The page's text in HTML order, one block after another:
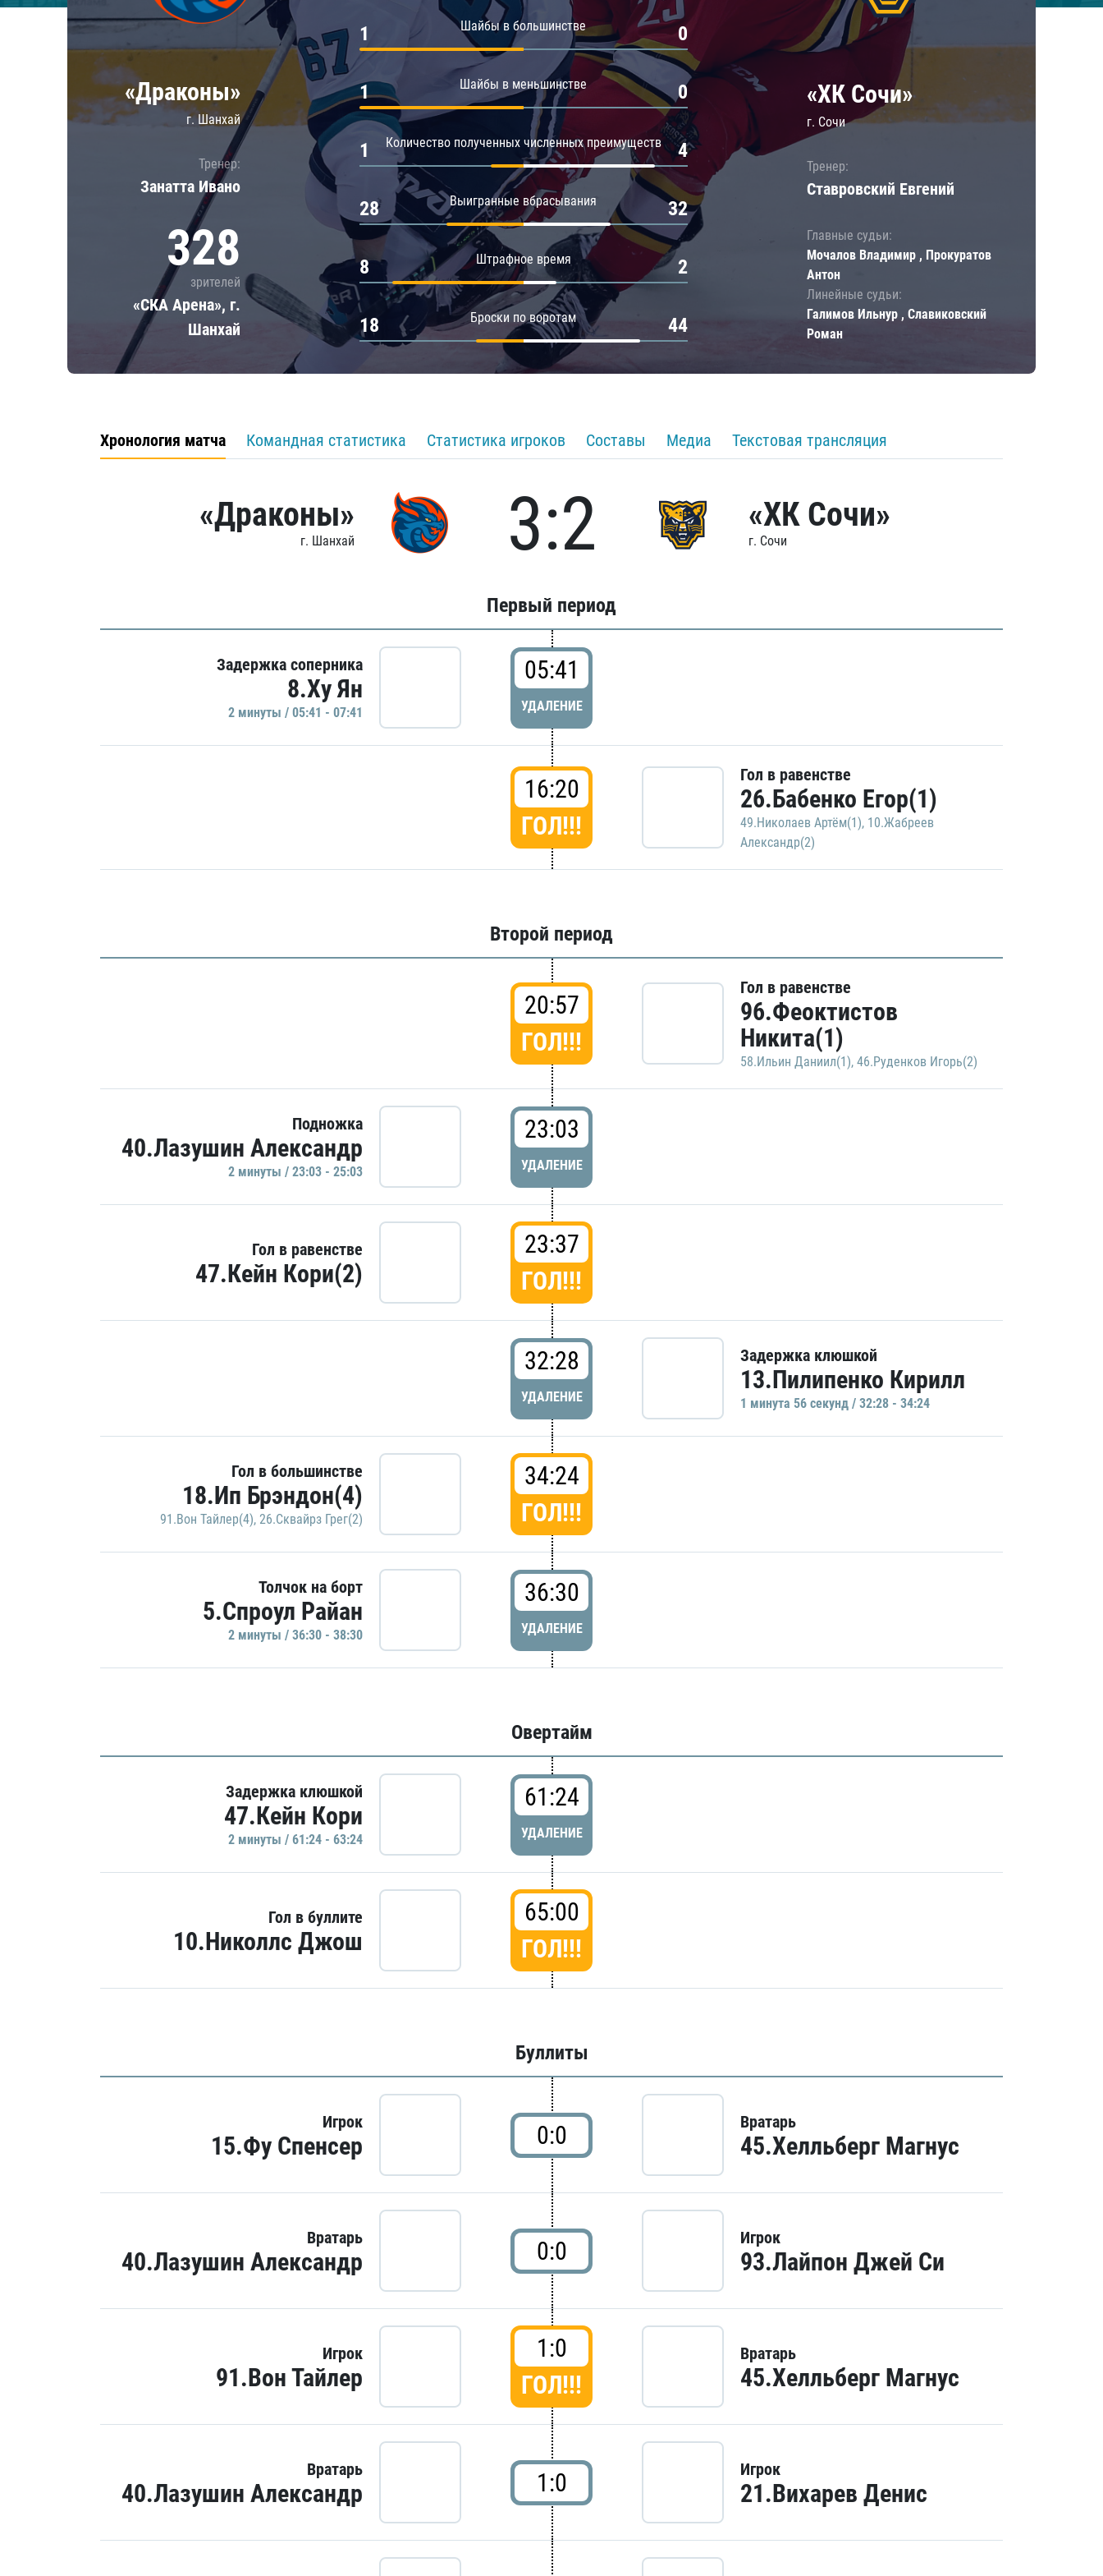
Локомотив
Шанхайские Драконы
Амур
Барыс
Салават Юлаев
«Драконы»
г. Шанхай
Тренер:
Занатта Иванo
328
зрителей
«СКА Арена», г.
Шанхай
Шайбы в большинстве
1 0
Шайбы в меньшинстве
1 0
Количество полученных численных преимуществ
1 4
Выигранные вбрасывания
28 32
Штрафное время
8 2
Броски по воротам
18 44
«ХК Сочи»
г. Сочи
Тренер:
Ставровский Евгений
Главные судьи:
Мочалов Владимир , Прокуратов
Антон
Линейные судьи:
Галимов Ильнур , Славиковский
Роман
Хронология матча Командная статистика Статистика игроков Составы Медиа Текстовая трансляция
«Драконы»
г. Шанхай 3:2 «ХК Сочи»
г. Сочи
Первый период
Задержка соперника
8.Ху Ян
2 минуты / 05:41 - 07:41
05:41
УДАЛЕНИЕ
16:20
ГОЛ!!!
Гол в равенстве
26.Бабенко Егор(1)
49.Николаев Артём(1), 10.Жабреев
Александр(2)
Второй период
20:57
ГОЛ!!!
Гол в равенстве
96.Феоктистов
Никита(1)
58.Ильин Даниил(1), 46.Руденков Игорь(2)
Подножка
40.Лазушин Александр
2 минуты / 23:03 - 25:03
23:03
УДАЛЕНИЕ
Гол в равенстве
47.Кейн Кори(2)
23:37
ГОЛ!!!
32:28
УДАЛЕНИЕ
Задержка клюшкой
13.Пилипенко Кирилл
1 минутa 56 секунд / 32:28 - 34:24
Гол в большинстве
18.Ип Брэндон(4)
91.Вон Тайлер(4), 26.Сквайрз Грег(2)
34:24
ГОЛ!!!
Толчок на борт
5.Спроул Райан
2 минуты / 36:30 - 38:30
36:30
УДАЛЕНИЕ
Овертайм
Задержка клюшкой
47.Кейн Кори
2 минуты / 61:24 - 63:24
61:24
УДАЛЕНИЕ
Гол в буллите
10.Николлс Джош
65:00
ГОЛ!!!
Буллиты
Игрок
15.Фу Спенсер 0:0 Вратарь
45.Хелльберг Магнус
Вратарь
40.Лазушин Александр 0:0 Игрок
93.Лайпон Джей Си
Игрок
91.Вон Тайлер
1:0
ГОЛ!!!
Вратарь
45.Хелльберг Магнус
Вратарь
40.Лазушин Александр 1:0 Игрок
21.Вихарев Денис